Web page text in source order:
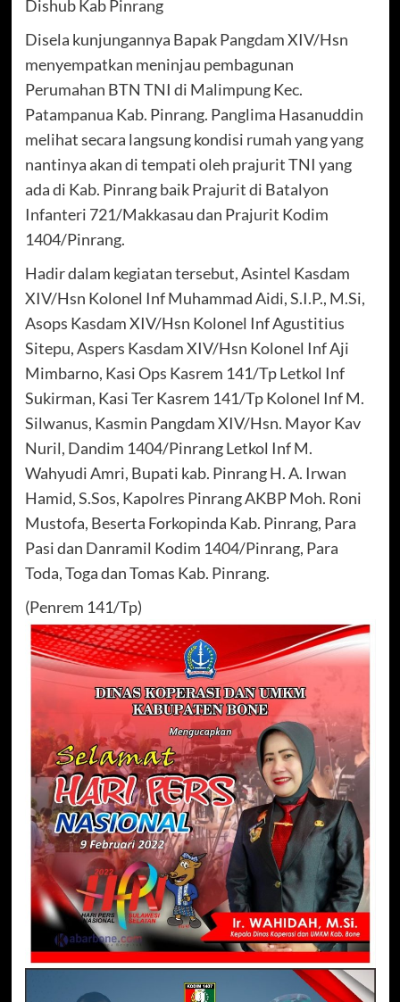
Dishub Kab Pinrang
Disela kunjungannya Bapak Pangdam XIV/Hsn
menyempatkan meninjau pembagunan
Perumahan BTN TNI di Malimpung Kec.
Patampanua Kab. Pinrang. Panglima Hasanuddin
melihat secara langsung kondisi rumah yang yang
nantinya akan di tempati oleh prajurit TNI yang
ada di Kab. Pinrang baik Prajurit di Batalyon
Infanteri 721/Makkasau dan Prajurit Kodim
1404/Pinrang.
Hadir dalam kegiatan tersebut, Asintel Kasdam
XIV/Hsn Kolonel Inf Muhammad Aidi, S.I.P., M.Si,
Asops Kasdam XIV/Hsn Kolonel Inf Agustitius
Sitepu, Aspers Kasdam XIV/Hsn Kolonel Inf Aji
Mimbarno, Kasi Ops Kasrem 141/Tp Letkol Inf
Sukirman, Kasi Ter Kasrem 141/Tp Kolonel Inf M.
Silwanus, Kasmin Pangdam XIV/Hsn. Mayor Kav
Nuril, Dandim 1404/Pinrang Letkol Inf M.
Wahyudi Amri, Bupati kab. Pinrang H. A. Irwan
Hamid, S.Sos, Kapolres Pinrang AKBP Moh. Roni
Mustofa, Beserta Forkopinda Kab. Pinrang, Para
Pasi dan Danramil Kodim 1404/Pinrang, Para
Toda, Toga dan Tomas Kab. Pinrang.
(Penrem 141/Tp)